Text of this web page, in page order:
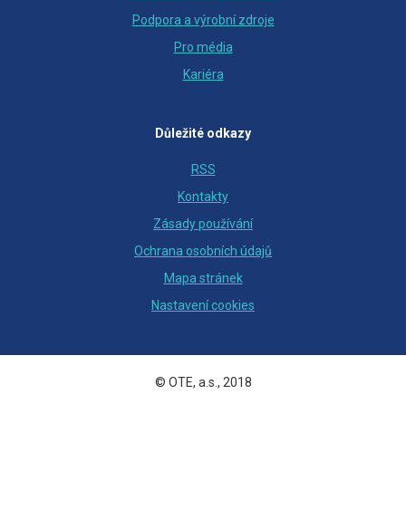
Podpora a výrobní zdroje
Pro média
Kariéra
Důležité odkazy
RSS
Kontakty
Zásady používání
Ochrana osobních údajů
Mapa stránek
Nastavení cookies
© OTE, a.s., 2018